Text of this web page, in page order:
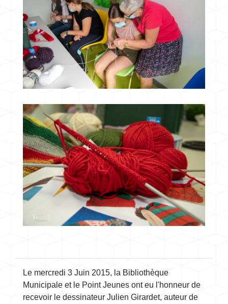
Le mercredi 3 Juin 2015, la Bibliothèque
Municipale et le Point Jeunes ont eu l'honneur de
recevoir le dessinateur Julien Girardet, auteur de